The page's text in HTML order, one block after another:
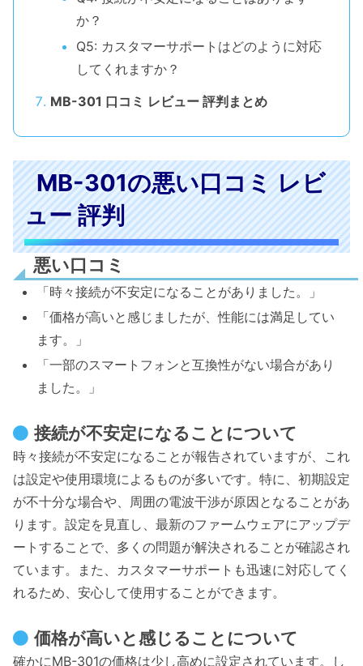
か？
Q5: カスタマーサポートはどのように対応
してくれますか？
MB-301 口コミ レビュー 評判まとめ
MB-301の悪い口コミ レビ
ュー 評判
悪い口コミ
「時々接続が不安定になることがありました。」
「価格が高いと感じましたが、性能には満足してい
ます。」
「一部のスマートフォンと互換性がない場合があり
ました。」
接続が不安定になることについて
時々接続が不安定になることが報告されていますが、これ
は設定や使用環境によるものが多いです。特に、初期設定
が不十分な場合や、周囲の電波干渉が原因となることがあ
ります。設定を見直し、最新のファームウェアにアップデ
ートすることで、多くの問題が解決されることが確認され
ています。また、カスタマーサポートも迅速に対応してく
れるため、安心して使用することができます。
価格が高いと感じることについて
確かにMB-301の価格は少し高めに設定されています。し